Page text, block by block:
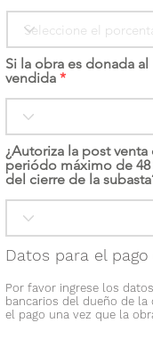
Si la obra es donada al
vendida
¿Autoriza la post
periódo máximo de
del cierre de la
Datos para el
Por favor ingrese los
bancarios del dueño de la
el pago una vez que la